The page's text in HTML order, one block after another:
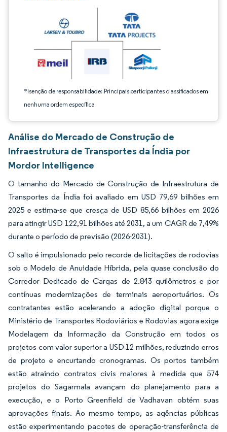
*Isenção de responsabilidade: Principais participantes classificados em
nenhuma ordem específica
Análise do Mercado de Construção de
Infraestrutura de Transportes da Índia por
Mordor Intelligence
O tamanho do Mercado de Construção de Infraestrutura de
Transportes da Índia foi avaliado em USD 79,69 bilhões em
2025 e estima-se que cresça de USD 85,66 bilhões em 2026
para atingir USD 122,91 bilhões até 2031, a um CAGR de 7,49%
durante o período de previsão (2026-2031).
O salto é impulsionado pelo recorde de licitações de rodovias
sob o Modelo de Anuidade Híbrida, pela quase conclusão do
Corredor Dedicado de Cargas de 2.843 quilômetros e por
contínuas modernizações de terminais aeroportuários. Os
contratantes estão acelerando a adoção digital porque o
Ministério de Transportes Rodoviários e Rodovias agora exige
Modelagem da Informação da Construção em todos os
projetos com valor superior a USD 12 milhões, reduzindo erros
de projeto e encurtando cronogramas. Os portos também
estão atraindo contratos civis maiores à medida que 574
projetos do Sagarmala avançam do planejamento para a
execução, e o Porto Greenfield de Vadhavan obtém suas
aprovações finais. Ao mesmo tempo, as agências públicas
estão experimentando pacotes de operação-transferência de